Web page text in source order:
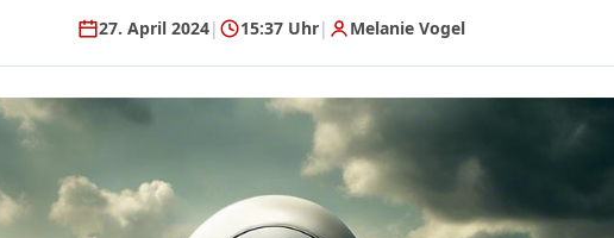
27. April 2024| 15:37 Uhr| Melanie Vogel